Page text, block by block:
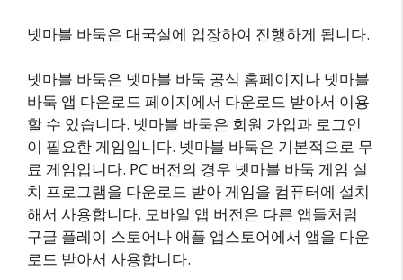
넷마블 바둑은 대국실에 입장하여 진행하게 됩니다.
넷마블 바둑은 넷마블 바둑 공식 홈페이지나 넷마블
바둑 앱 다운로드 페이지에서 다운로드 받아서 이용
할 수 있습니다. 넷마블 바둑은 회원 가입과 로그인
이 필요한 게임입니다. 넷마블 바둑은 기본적으로 무
료 게임입니다. PC 버전의 경우 넷마블 바둑 게임 설
치 프로그램을 다운로드 받아 게임을 컴퓨터에 설치
해서 사용합니다. 모바일 앱 버전은 다른 앱들처럼
구글 플레이 스토어나 애플 앱스토어에서 앱을 다운
로드 받아서 사용합니다.